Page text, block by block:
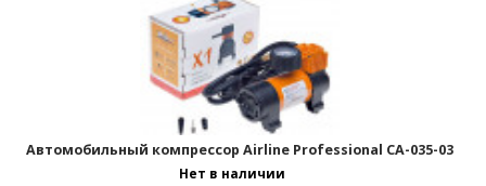
Автомобильный компрессор Airline Professional CA-035-03
Нет в наличии
Отображать по: